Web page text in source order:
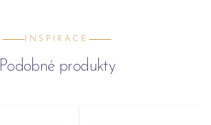
INSPIRACE
Podobné produkty